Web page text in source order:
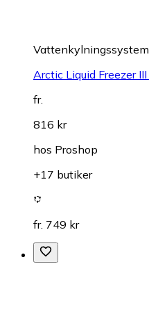
Vattenkylningssystem
Arctic Liquid Freezer
fr.
816 kr
hos Proshop
+17 butiker
fr. 749 kr